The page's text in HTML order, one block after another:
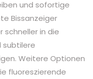
und sofortige
Bissanzeiger
schneller in die
subtilere
Weitere Optionen
fluoreszierende